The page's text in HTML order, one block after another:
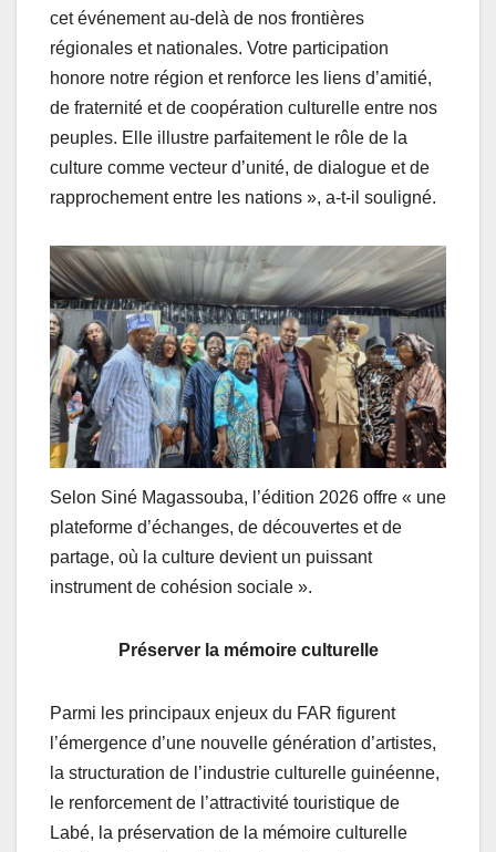
cet événement au-delà de nos frontières
régionales et nationales. Votre participation
honore notre région et renforce les liens d’amitié,
de fraternité et de coopération culturelle entre nos
peuples. Elle illustre parfaitement le rôle de la
culture comme vecteur d’unité, de dialogue et de
rapprochement entre les nations », a-t-il souligné.
Selon Siné Magassouba, l’édition 2026 offre « une
plateforme d’échanges, de découvertes et de
partage, où la culture devient un puissant
instrument de cohésion sociale ».
Préserver la mémoire culturelle
Parmi les principaux enjeux du FAR figurent
l’émergence d’une nouvelle génération d’artistes,
la structuration de l’industrie culturelle guinéenne,
le renforcement de l’attractivité touristique de
Labé, la préservation de la mémoire culturelle